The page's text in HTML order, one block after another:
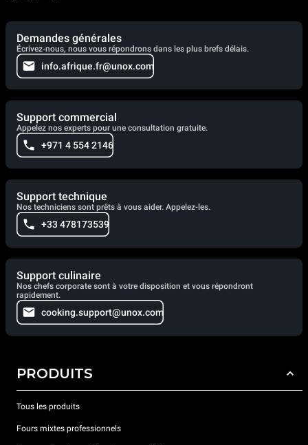
Demandes générales
Écrivez-nous, nous vous répondrons dans les plus brefs délais.
info.afrique.fr@unox.com
Support commercial
Appelez nos experts pour une consultation gratuite.
+971 4 554 2146
Support technique
Nos techniciens sont prêts à vous aider. Appelez-les.
+33 478173539
Support culinaire
Nos chefs corporate sont à votre disposition et vous répondront
rapidement.
cooking.support@unox.com
PRODUITS
Tous les produits
Fours mixtes professionnels